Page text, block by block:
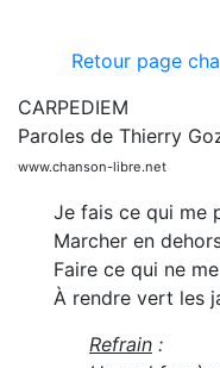
Retour page
CARPEDIEM
Paroles de Thierry
www.chanson-libre.net
Je fais ce qui me
Marcher en
Faire ce qui ne
À rendre vert les
Refrain :